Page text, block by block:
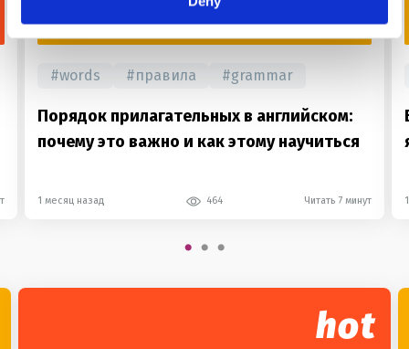
FOR USE
#words #правила #grammar
Порядок прилагательных в английском:
почему это важно и как этому научиться
1 месяц назад 464 Читать 7 минут
hot